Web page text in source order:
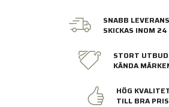
SNABB
SKICKAS INOM
STORT
KÄNDA
HÖG
TILL BRA